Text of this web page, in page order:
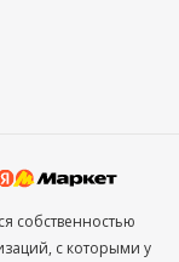
собственностью
с которыми у